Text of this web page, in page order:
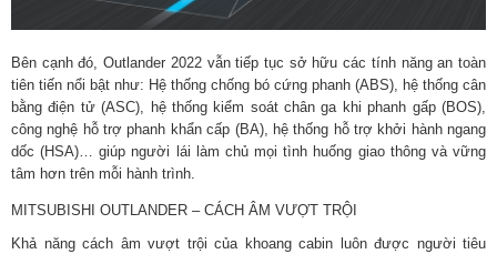
Bên cạnh đó, Outlander 2022 vẫn tiếp tục sở hữu các tính năng an toàn
tiên tiến nổi bật như: Hệ thống chống bó cứng phanh (ABS), hệ thống cân
bằng điện tử (ASC), hệ thống kiểm soát chân ga khi phanh gấp (BOS),
công nghệ hỗ trợ phanh khẩn cấp (BA), hệ thống hỗ trợ khởi hành ngang
dốc (HSA)… giúp người lái làm chủ mọi tình huống giao thông và vững
tâm hơn trên mỗi hành trình.
MITSUBISHI OUTLANDER – CÁCH ÂM VƯỢT TRỘI
Khả năng cách âm vượt trội của khoang cabin luôn được người tiêu